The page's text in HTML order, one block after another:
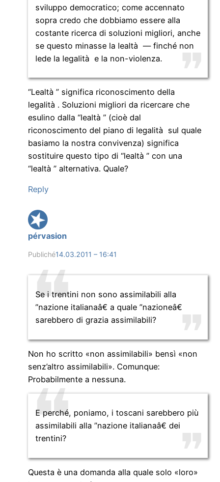
sviluppo democratico; come accennato
sopra credo che dobbiamo essere alla
costante ricerca di soluzioni migliori, anche
se questo minasse la lealtà — finché non
lede la legalità e la non-violenza.
“Lealtà ” significa riconoscimento della
legalità . Soluzioni migliori da ricercare che
esulino dalla “lealtà ” (cioè dal
riconoscimento del piano di legalità sul quale
basiamo la nostra convivenza) significa
sostituire questo tipo di “lealtà ” con una
“lealtà ” alternativa. Quale?
Reply
pérvasion
Publiché14.03.2011 – 16:41
Se i trentini non sono assimilabili alla
”nazione italianaâ€ a quale ”nazioneâ€
sarebbero di grazia assimilabili?
Non ho scritto «non assimilabili» bensì «non
senz’altro assimilabili». Comunque:
Probabilmente a nessuna.
E perché, poniamo, i toscani sarebbero più
assimilabili alla ”nazione italianaâ€ dei
trentini?
Questa è una domanda alla quale solo «loro»